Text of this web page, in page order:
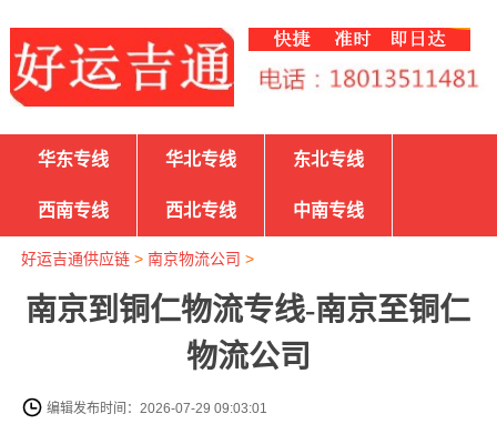
华东专线 华北专线 东北专线
西南专线 西北专线 中南专线
好运吉通供应链> 南京物流公司 >
南京到铜仁物流专线-南京至铜仁
物流公司
编辑发布时间：2026-07-29 09:03:01